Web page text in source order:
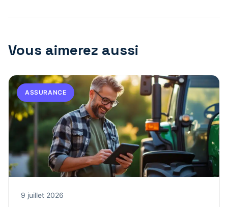
Vous aimerez aussi
ASSURANCE
9 juillet 2026